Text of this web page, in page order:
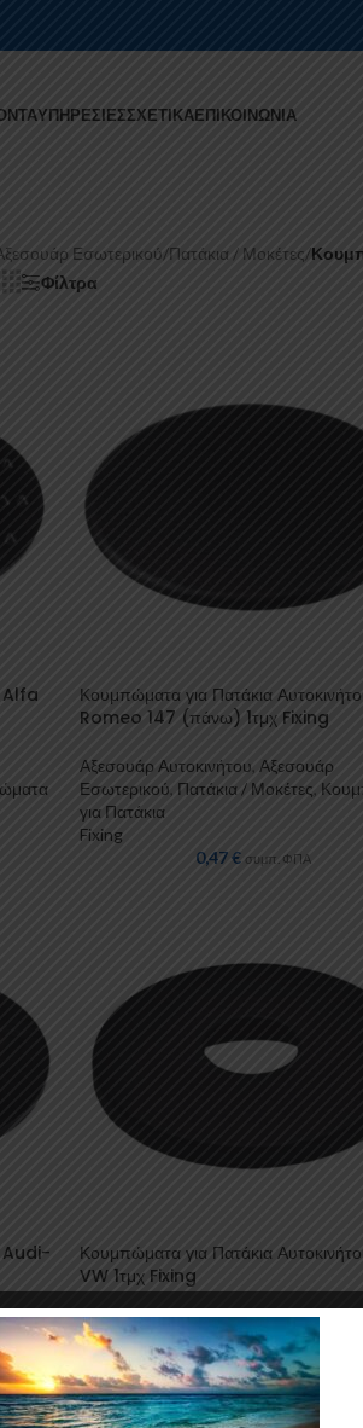
ΥΠΗΡΕΣΊΕΣΣΧΕΤΙΚΆΕΠΙΚΟΙΝΩΝΊΑ
Εσωτερικού/Πατάκια / Μοκέτες/
Φίλτρα
Alfa
Κουμπώματα για Πατάκια
Romeo 147 (πάνω) 1τμχ Fixing
Αξεσουάρ Αυτοκινήτου, Αξεσουάρ
Εσωτερικού, Πατάκια / Μοκέτες,
για Πατάκια
Fixing
0,47€ συμπ. ΦΠΑ
Audi-
Κουμπώματα για Πατάκια
VW 1τμχ Fixing
Αξεσουάρ Αυτοκινήτου,Αξεσουάρ
Εσωτερικού,Πατάκια / Μοκέτες,
για Πατάκια
Fixing
0,47€ συμπ. ΦΠΑ